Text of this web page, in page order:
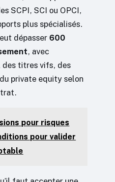
SCPI, SCI ou OPCI,
plus spécialisés.
dépasser 600
, avec
des titres vifs, des
private equity selon
pour risques
pour valider